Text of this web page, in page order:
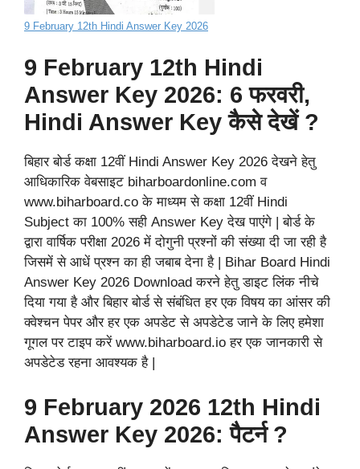
9 February 12th Hindi Answer Key 2026
9 February 12th Hindi
Answer Key 2026: 6 फरवरी,
Hindi Answer Key कैसे देखें ?
बिहार बोर्ड कक्षा 12वीं Hindi Answer Key 2026 देखने हेतु
आधिकारिक वेबसाइट biharboardonline.com व
www.biharboard.co के माध्यम से कक्षा 12वीं Hindi
Subject का 100% सही Answer Key देख पाएंगे | बोर्ड के
द्वारा वार्षिक परीक्षा 2026 में दोगुनी प्रश्नों की संख्या दी जा रही है
जिसमें से आधें प्रश्न का ही जबाब देना है | Bihar Board Hindi
Answer Key 2026 Download करने हेतु डाइट लिंक नीचे
दिया गया है और बिहार बोर्ड से संबंधित हर एक विषय का आंसर की
क्वेश्चन पेपर और हर एक अपडेट से अपडेटेड जाने के लिए हमेशा
गूगल पर टाइप करें www.biharboard.io हर एक जानकारी से
अपडेटेड रहना आवश्यक है |
9 February 2026 12th Hindi
Answer Key 2026: पैटर्न ?